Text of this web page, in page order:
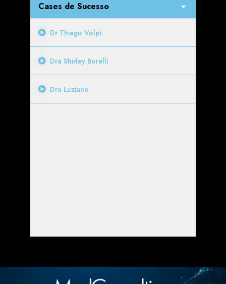
Cases de Sucesso
Dr Thiago Volpi
Dra Shirley Borelli
Dra Luziane